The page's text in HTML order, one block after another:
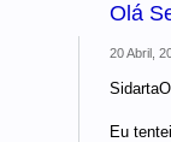
Olá
20 Abril,
Eu